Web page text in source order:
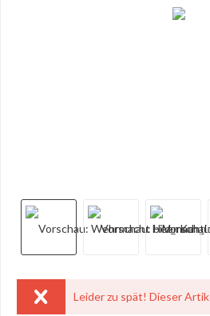
Leider zu spät! Dieser